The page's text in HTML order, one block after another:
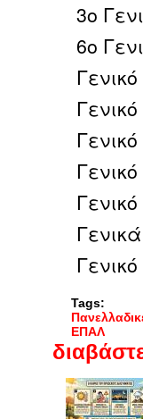
3ο
6ο
Tags:
ΕΠΑΛ